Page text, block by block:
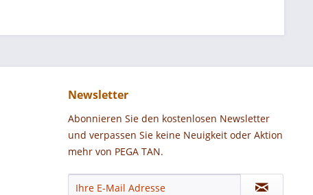
Newsletter
Abonnieren Sie den kostenlosen Newsletter
und verpassen Sie keine Neuigkeit oder Aktion
mehr von PEGA TAN.